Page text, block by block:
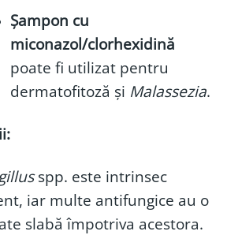
Șampon cu
miconazol/clorhexidină
poate fi utilizat pentru
dermatofitoză și Malassezia.
spp. este intrinsec
iar multe antifungice au o
slabă împotriva acestora.